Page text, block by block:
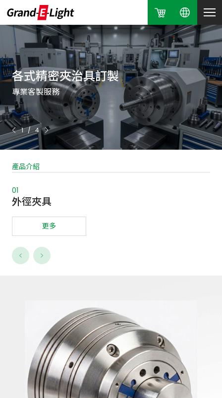
特殊橡膠材質
確保耐用與高效能
各式精密夾治具訂製
專業客製服務
德國-NANN
專業夾治具
2/4
產品介紹
01
外徑夾具
更多
02
反張夾具
更多
03
立式夾頭
更多
04
夾具配件
更多
05
油膜膨脹夾具
更多
06
龍鱗甲防彈背心
更多